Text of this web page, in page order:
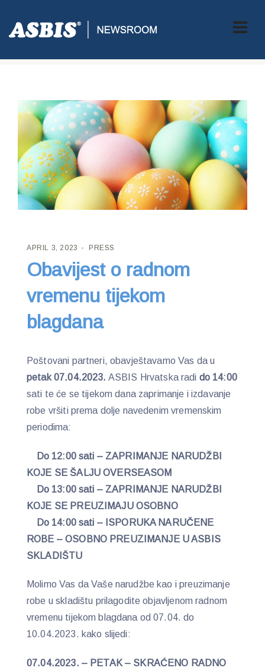
ASBIS CROATIA> PRESS> OBAVIJEST O RADNOM VREMENU
APRIL 3, 2023 PRESS
Obavijest o radnom
vremenu tijekom
blagdana
Poštovani partneri, obavještavamo Vas da u
petak 07.04.2023. ASBIS Hrvatska radi do 14:00
sati te će se tijekom dana zaprimanje i izdavanje
robe vršiti prema dolje navedenim vremenskim
periodima:
Do 12:00 sati – ZAPRIMANJE NARUDŽBI
KOJE SE ŠALJU OVERSEASOM
Do 13:00 sati – ZAPRIMANJE NARUDŽBI
KOJE SE PREUZIMAJU OSOBNO
Do 14:00 sati – ISPORUKA NARUČENE
ROBE – OSOBNO PREUZIMANJE U ASBIS
SKLADIŠTU
Molimo Vas da Vaše narudžbe kao i preuzimanje
robe u skladištu prilagodite objavljenom radnom
vremenu tijekom blagdana od 07.04. do
10.04.2023. kako slijedi:
07.04.2023. – PETAK – SKRAĆENO RADNO